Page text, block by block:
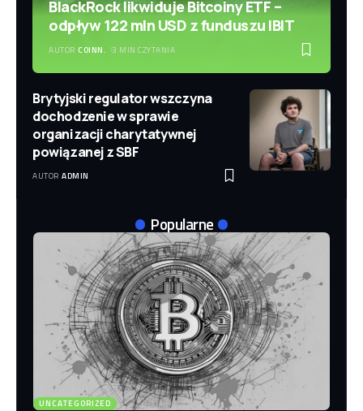
BlackRock likwiduje Bitcoiny ETF –
odpływ 122 mln USD z funduszu IBIT
AUTOR COINN. 3 MIN CZYTANIA
Brytyjski regulator wszczyna
dochodzenie w sprawie
organizacji charytatywnej
powiązanej z SBF
AUTOR ADMIN
Popularne
UNCATEGORIZED